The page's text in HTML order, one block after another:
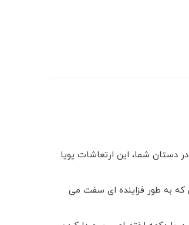
دستان شما، این ارتعاشات پویا
به طور فزاینده ای سفت می